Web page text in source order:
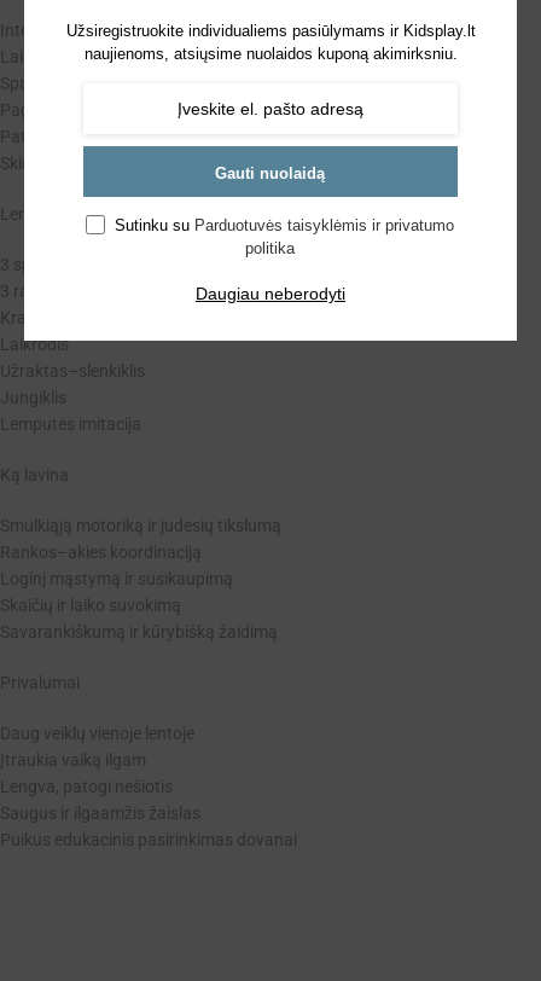
Interaktyvi edukacinė lenta su įvairiais elementais
Laikrodis su judančiomis rodyklėmis
Spalvoti raktai, spynelės, jungikliai ir ratukai
Pagaminta iš saugaus, tvirto plastiko
Patogi rankena nešiojimui
Skirta vaikams nuo 1 metų
Lentos elementai
3 spynelės
3 raktai
Kranas su judančia virve ir ratukais
Laikrodis
Užraktas–slenkiklis
Jungiklis
Lemputės imitacija
Ką lavina
Smulkiąją motoriką ir judesių tikslumą
Rankos–akies koordinaciją
Loginį mąstymą ir susikaupimą
Skaičių ir laiko suvokimą
Savarankiškumą ir kūrybišką žaidimą
Privalumai
Daug veiklų vienoje lentoje
Įtraukia vaiką ilgam
Lengva, patogi nešiotis
Saugus ir ilgaamžis žaislas
Puikus edukacinis pasirinkimas dovanai
Užsiregistruokite individualiems pasiūlymams ir Kidsplay.lt
naujienoms, atsiųsime nuolaidos kuponą akimirksniu.
Gauti nuolaidą
Sutinku su Parduotuvės taisyklėmis ir privatumo
politika
Daugiau neberodyti